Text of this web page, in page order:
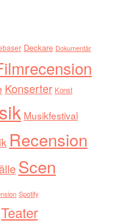
Deckare Dokumentär
Konserter Konst
Musikfestival
Recension
Scen
Spotify
Teater